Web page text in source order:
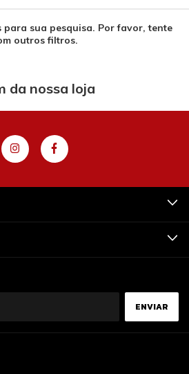
para sua pesquisa. Por favor, tente
outros filtros.
da nossa loja